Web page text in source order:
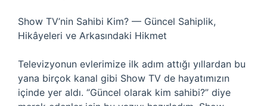
Show TV’nin Sahibi Kim? — Güncel Sahiplik,
Hikâyeleri ve Arkasındaki Hikmet
Televizyonun evlerimize ilk adım attığı yıllardan bu
yana birçok kanal gibi Show TV de hayatımızın
içinde yer aldı. “Güncel olarak kim sahibi?” diye